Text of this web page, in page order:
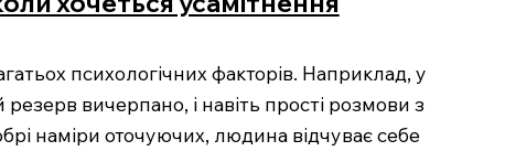
психологічних факторів. Наприклад, у
вичерпано, і навіть прості розмови з
наміри оточуючих, людина відчуває себе